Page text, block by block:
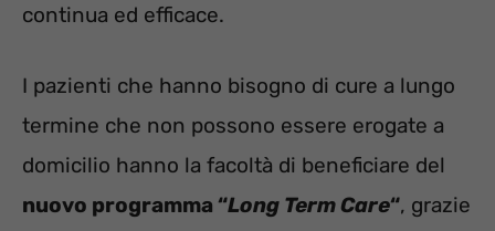
continua ed efficace.
I pazienti che hanno bisogno di cure a lungo
termine che non possono essere erogate a
domicilio hanno la facoltà di beneficiare del
nuovo programma “Long Term Care“, grazie